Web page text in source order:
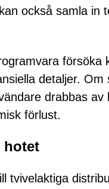
också samla in
försöka
detaljer. Om
drabbas av
förlust.
hotet
tvivelaktiga